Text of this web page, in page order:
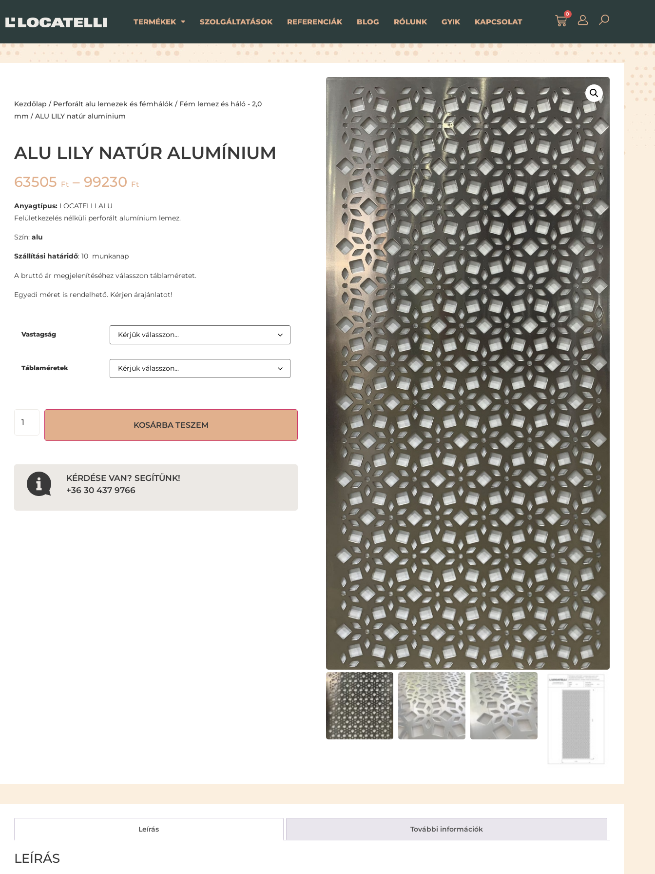
TERMÉKEK SZOLGÁLTATÁSOK REFERENCIÁK BLOG RÓLUNK GYIK KAPCSOLAT
0
Kezdőlap / Perforált alu lemezek és fémhálók/ Fém lemez és háló - 2,0
mm / ALU LILY natúr alumínium
ALU LILY NATÚR ALUMÍNIUM
63505 Ft – 99230 Ft
Anyagtípus:LOCATELLI ALU
Felületkezelés nélküli perforált alumínium lemez.
Szín: alu
Szállítási határidő: 10 munkanap
A bruttó ár megjelenítéséhez válasszon táblaméretet.
Egyedi méret is rendelhető. Kérjen árajánlatot!
Vastagság
Táblaméretek
KOSÁRBA TESZEM
KÉRDÉSE VAN? SEGÍTÜNK!
+36 30 437 9766
Leírás További információk
LEÍRÁS